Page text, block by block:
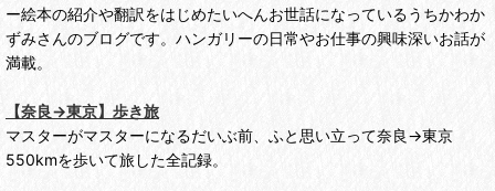
ー絵本の紹介や翻訳をはじめたいへんお世話になっているうちかわか
ずみさんのブログです。ハンガリーの日常やお仕事の興味深いお話が
満載。
【奈良→東京】歩き旅
マスターがマスターになるだいぶ前、ふと思い立って奈良→東京
550kmを歩いて旅した全記録。